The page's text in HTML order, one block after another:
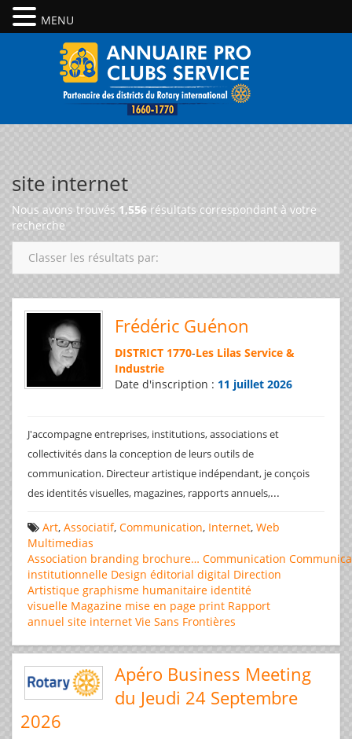
site internet
Nous avons trouvés 1,556 résultats correspondant à votre
recherche
Classer les résultats par:
Frédéric Guénon
DISTRICT 1770-Les Lilas Service &
Industrie
Date d'inscription : 11 juillet 2026
J'accompagne entreprises, institutions, associations et
collectivités dans la conception de leurs outils de
communication. Directeur artistique indépendant, je conçois
des identités visuelles, magazines, rapports annuels,...
Art, Associatif, Communication, Internet, Web
Multimedias
Association branding brochure… Communication
institutionnelle Design éditorial digital Direction
Artistique graphisme humanitaire identité
visuelle Magazine mise en page print Rapport
annuel site internet Vie Sans Frontières
Apéro Business Meeting
du Jeudi 24 Septembre
2026
MENU